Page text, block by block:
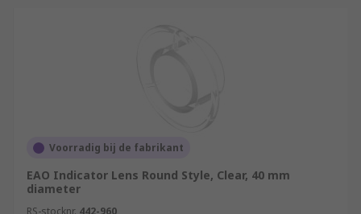
Voorradig bij de fabrikant
EAO Indicator Lens Round Style, Clear, 40 mm
diameter
RS-stocknr. 442-960